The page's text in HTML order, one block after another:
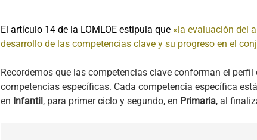
El artículo 14 de la LOMLOE estipula que «la evaluación del
desarrollo de las competencias clave y su progreso en el
Recordemos que las competencias clave conforman el
competencias específicas. Cada competencia específica
en Infantil, para primer ciclo y segundo, en Primaria, al